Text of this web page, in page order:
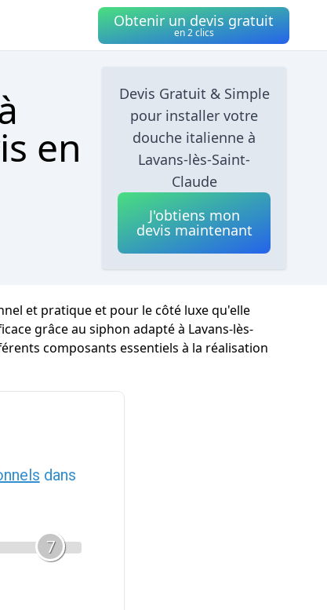
Obtenir un devis gratuit
en 2 clics
en
Devis Gratuit & Simple
pour installer votre
douche italienne à
Lavans-lès-Saint-
Claude
J'obtiens mon
devis maintenant
et pratique et pour le côté luxe qu'elle
grâce au siphon adapté à Lavans-lès-
composants essentiels à la réalisation
dans
7